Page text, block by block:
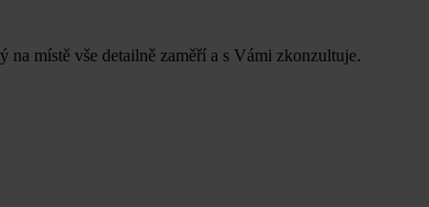
místě vše detailně zaměří a s Vámi zkonzultuje.